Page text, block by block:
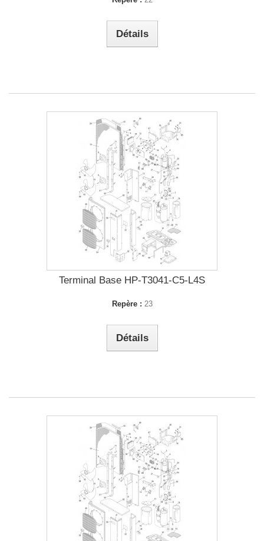
Détails
Terminal Base HP-T3041-C5-L4S
Repère : 23
Détails